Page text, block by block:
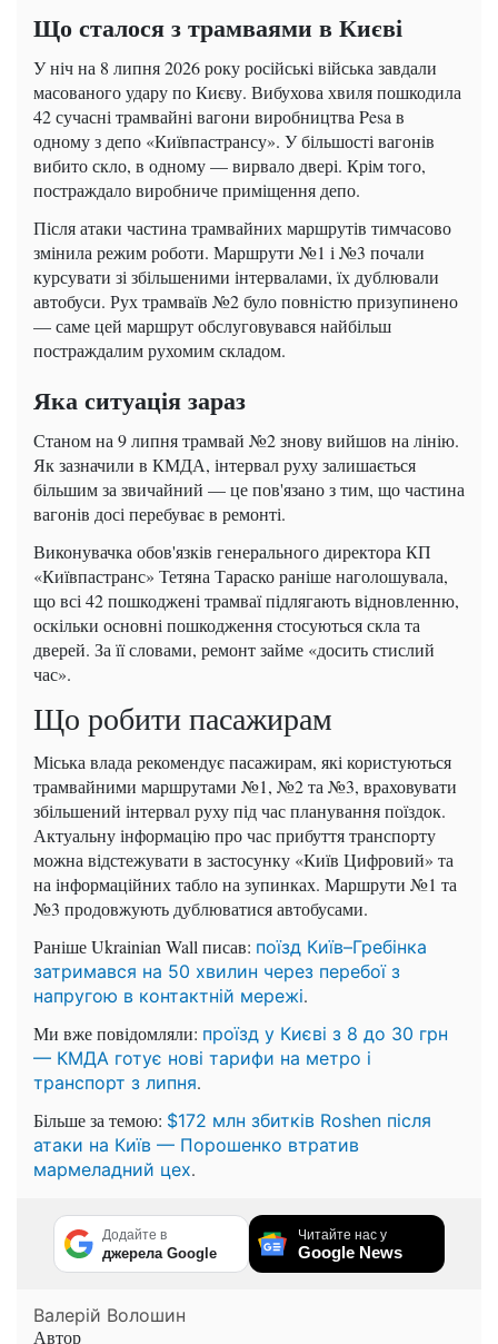
Що сталося з трамваями в Києві
У ніч на 8 липня 2026 року російські війська завдали
масованого удару по Києву. Вибухова хвиля пошкодила
42 сучасні трамвайні вагони виробництва Pesa в
одному з депо «Київпастрансу». У більшості вагонів
вибито скло, в одному — вирвало двері. Крім того,
постраждало виробниче приміщення депо.
Після атаки частина трамвайних маршрутів тимчасово
змінила режим роботи. Маршрути №1 і №3 почали
курсувати зі збільшеними інтервалами, їх дублювали
автобуси. Рух трамваїв №2 було повністю призупинено
— саме цей маршрут обслуговувався найбільш
постраждалим рухомим складом.
Яка ситуація зараз
Станом на 9 липня трамвай №2 знову вийшов на лінію.
Як зазначили в КМДА, інтервал руху залишається
більшим за звичайний — це пов'язано з тим, що частина
вагонів досі перебуває в ремонті.
Виконувачка обов'язків генерального директора КП
«Київпастранс» Тетяна Тараско раніше наголошувала,
що всі 42 пошкоджені трамваї підлягають відновленню,
оскільки основні пошкодження стосуються скла та
дверей. За її словами, ремонт займе «досить стислий
час».
Що робити пасажирам
Міська влада рекомендує пасажирам, які користуються
трамвайними маршрутами №1, №2 та №3, враховувати
збільшений інтервал руху під час планування поїздок.
Актуальну інформацію про час прибуття транспорту
можна відстежувати в застосунку «Київ Цифровий» та
на інформаційних табло на зупинках. Маршрути №1 та
№3 продовжують дублюватися автобусами.
Раніше Ukrainian Wall писав: поїзд Київ–Гребінка
затримався на 50 хвилин через перебої з
напругою в контактній мережі.
Ми вже повідомляли: проїзд у Києві з 8 до 30 грн
— КМДА готує нові тарифи на метро і
транспорт з липня.
Більше за темою: $172 млн збитків Roshen після
атаки на Київ — Порошенко втратив
мармеладний цех.
Додайте в
джерела Google
Читайте нас у
Google News
Валерій Волошин
Автор